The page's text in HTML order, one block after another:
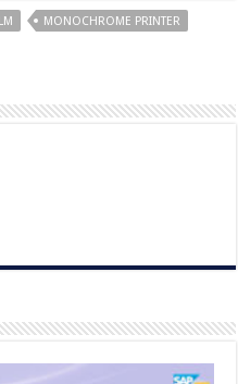
MONOCHROME PRINTER